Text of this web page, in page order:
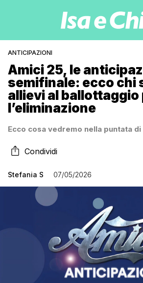
ANTICIPAZIONI
Amici 25, le
semifinale: ecco chi
allievi al ballottaggio
l’eliminazione
Ecco cosa vedremo nella puntata
Condividi
Stefania S 07/05/2026